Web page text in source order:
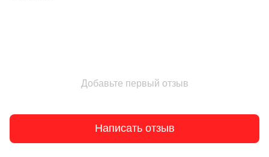
Добавьте первый отзыв
Написать отзыв